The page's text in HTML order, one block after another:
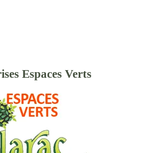
Espaces Verts